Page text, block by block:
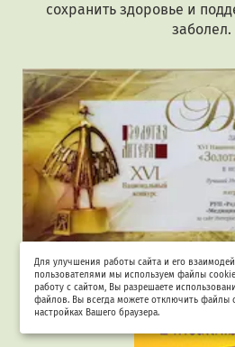
сохранить здоровье и
заболел.
Лауреат "Золотая
Для улучшения работы сайта и его
пользователями мы используем файлы
работу с сайтом, Вы разрешаете
файлов. Вы всегда можете отключить файлы
настройках Вашего браузера.